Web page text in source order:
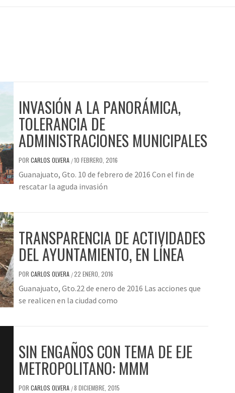
INVASIÓN A LA PANORÁMICA,
TOLERANCIA DE
ADMINISTRACIONES MUNICIPALES
POR CARLOS OLVERA /10 FEBRERO, 2016
Guanajuato, Gto. 10 de febrero de 2016 Con el fin de
rescatar la aguda invasión
TRANSPARENCIA DE ACTIVIDADES
DEL AYUNTAMIENTO, EN LÍNEA
POR CARLOS OLVERA /22 ENERO, 2016
Guanajuato, Gto.22 de enero de 2016 Las acciones que
se realicen en la ciudad como
SIN ENGAÑOS CON TEMA DE EJE
METROPOLITANO: MMM
POR CARLOS OLVERA /8 DICIEMBRE, 2015